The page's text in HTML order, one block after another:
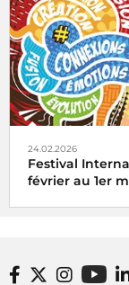
24.02.2026
Festival
février au 1er
Radio France
Jeux de Cannes